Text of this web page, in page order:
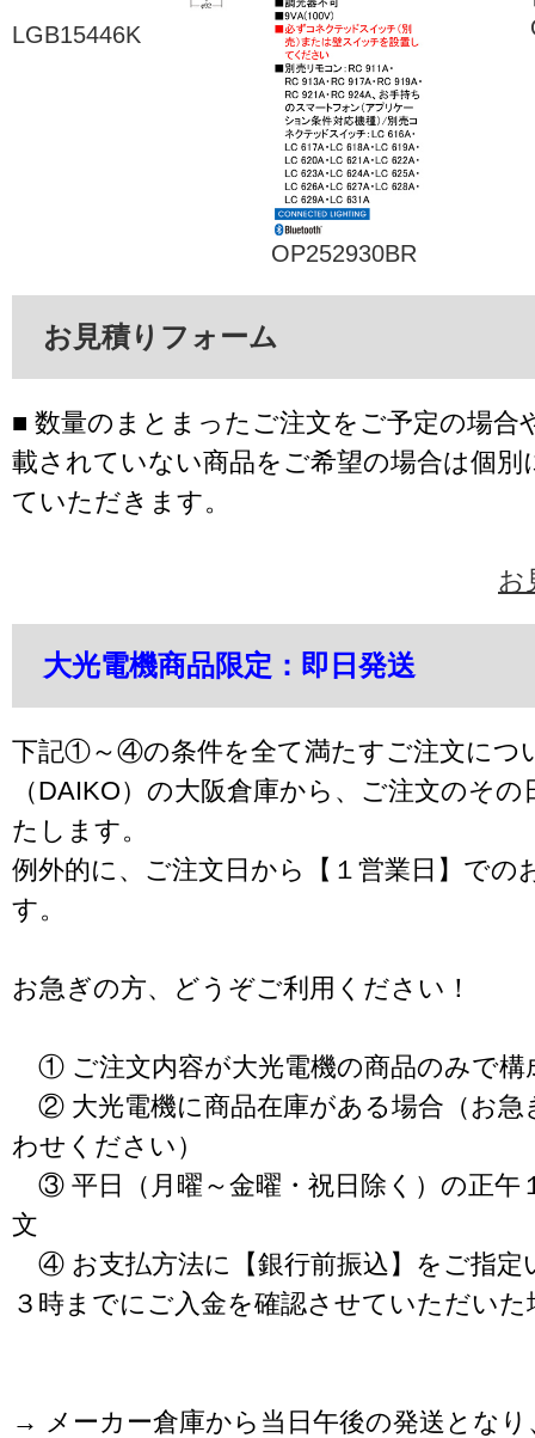
LGB15446K
OP252930BR
お見積りフォーム
■ 数量のまとまったご注文をご予定の場合
載されていない商品をご希望の場合は個別
ていただきます。
お
大光電機商品限定：即日発送
下記①～④の条件を全て満たすご注文につ
（DAIKO）の大阪倉庫から、ご注文のそ
たします。
例外的に、ご注文日から【１営業日】での
す。
お急ぎの方、どうぞご利用ください！
① ご注文内容が大光電機の商品のみで構
② 大光電機に商品在庫がある場合（お急
わせください）
③ 平日（月曜～金曜・祝日除く）の正午
文
④ お支払方法に【銀行前振込】をご指定
３時までにご入金を確認させていただいた
→ メーカー倉庫から当日午後の発送となり